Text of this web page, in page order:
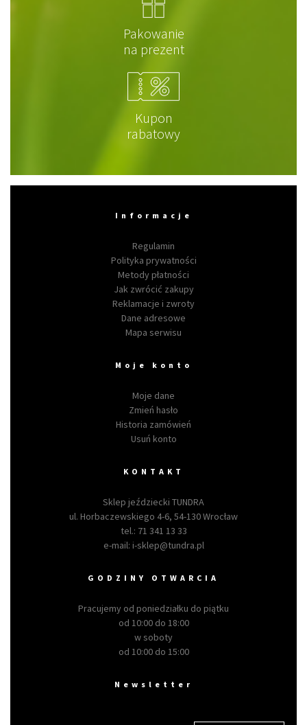
Pakowanie
na prezent
Kupon
rabatowy
Informacje
Regulamin
Polityka prywatności
Metody płatności
Jak zwrócić zakupy
Reklamacje i zwroty
Dane adresowe
Mapa serwisu
Moje konto
Moje dane
Zmień hasło
Historia zamówień
Usuń konto
KONTAKT
Sklep jeździecki TUNDRA
ul. Horbaczewskiego 4-6, 54-130 Wrocław
tel.: 71 341 13 33
e-mail: i-sklep@tundra.pl
GODZINY OTWARCIA
Pracujemy od poniedziałku do piątku
od 10:00 do 18:00
w soboty
od 10:00 do 15:00
Newsletter